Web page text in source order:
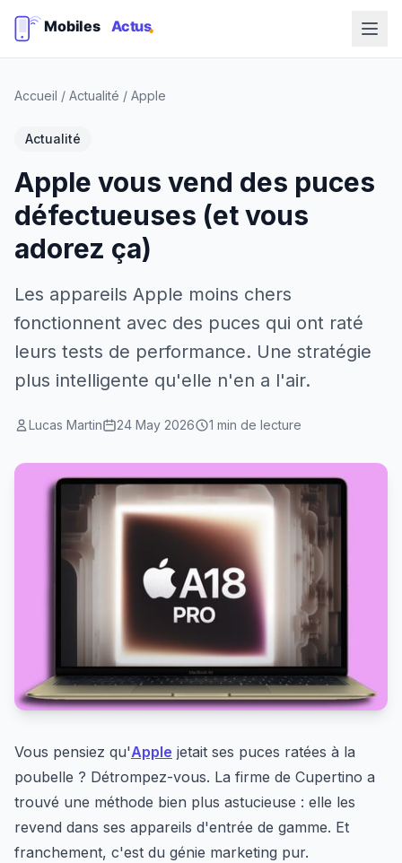
Accueil / Actualité / Apple
Actualité
Apple vous vend des puces
défectueuses (et vous
adorez ça)
Les appareils Apple moins chers
fonctionnent avec des puces qui ont raté
leurs tests de performance. Une stratégie
plus intelligente qu'elle n'en a l'air.
Lucas Martin 24 May 2026 1 min de lecture
Vous pensiez qu'Apple jetait ses puces ratées à la
poubelle ? Détrompez-vous. La firme de Cupertino a
trouvé une méthode bien plus astucieuse : elle les
revend dans ses appareils d'entrée de gamme. Et
franchement, c'est du génie marketing pur.